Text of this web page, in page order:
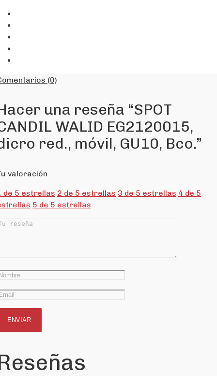
(0)
una reseña “SPOT
WALID EG2120015,
red., móvil, GU10, Bco.”
valoración
de 5 estrellas 2 de 5 estrellas 3 de 5 estrellas 4 de 5
5 de 5 estrellas